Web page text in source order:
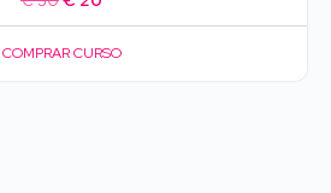
precio
original
precio
actual
COMPRAR CURSO